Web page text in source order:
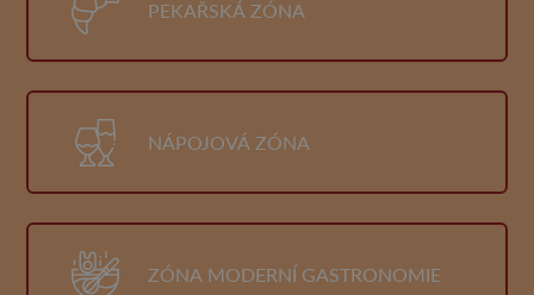
PEKAŘSKÁ ZÓNA
NÁPOJOVÁ ZÓNA
ZÓNA MODERNÍ GASTRONOMIE